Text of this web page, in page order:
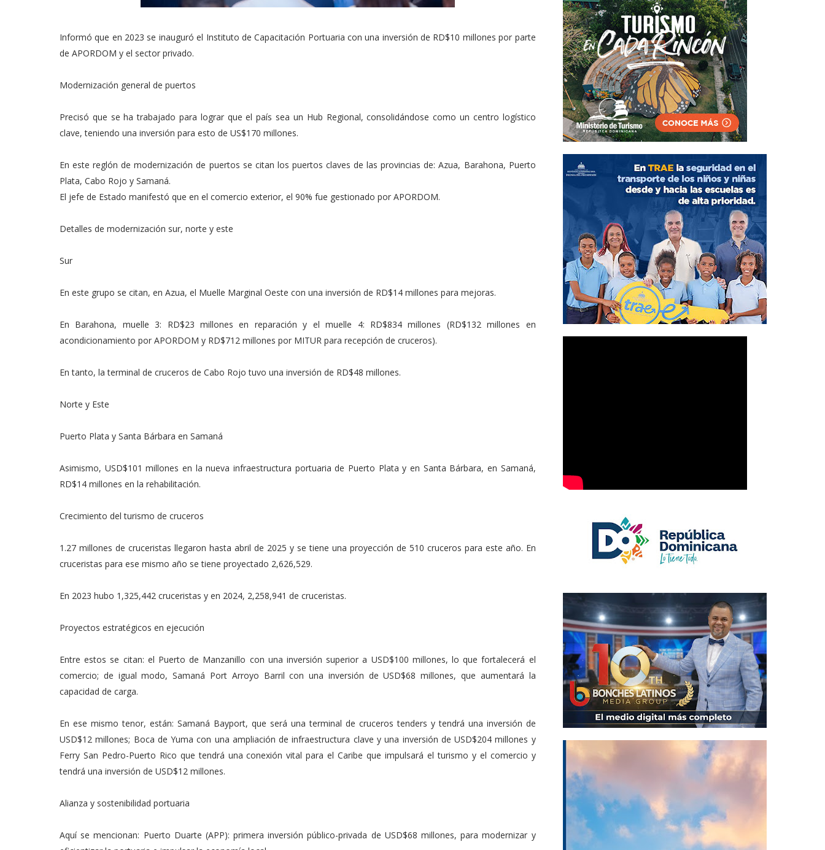
Informó que en 2023 se inauguró el Instituto de Capacitación Portuaria con una inversión de RD$10 millones por parte
de APORDOM y el sector privado.
Modernización general de puertos
Precisó que se ha trabajado para lograr que el país sea un Hub Regional, consolidándose como un centro logístico
clave, teniendo una inversión para esto de US$170 millones.
En este reglón de modernización de puertos se citan los puertos claves de las provincias de: Azua, Barahona, Puerto
Plata, Cabo Rojo y Samaná.
El jefe de Estado manifestó que en el comercio exterior, el 90% fue gestionado por APORDOM.
Detalles de modernización sur, norte y este
Sur
En este grupo se citan, en Azua, el Muelle Marginal Oeste con una inversión de RD$14 millones para mejoras.
En Barahona, muelle 3: RD$23 millones en reparación y el muelle 4: RD$834 millones (RD$132 millones en
acondicionamiento por APORDOM y RD$712 millones por MITUR para recepción de cruceros).
En tanto, la terminal de cruceros de Cabo Rojo tuvo una inversión de RD$48 millones.
Norte y Este
Puerto Plata y Santa Bárbara en Samaná
Asimismo, USD$101 millones en la nueva infraestructura portuaria de Puerto Plata y en Santa Bárbara, en Samaná,
RD$14 millones en la rehabilitación.
Crecimiento del turismo de cruceros
1.27 millones de cruceristas llegaron hasta abril de 2025 y se tiene una proyección de 510 cruceros para este año. En
cruceristas para ese mismo año se tiene proyectado 2,626,529.
En 2023 hubo 1,325,442 cruceristas y en 2024, 2,258,941 de cruceristas.
Proyectos estratégicos en ejecución
Entre estos se citan: el Puerto de Manzanillo con una inversión superior a USD$100 millones, lo que fortalecerá el
comercio; de igual modo, Samaná Port Arroyo Barril con una inversión de USD$68 millones, que aumentará la
capacidad de carga.
En ese mismo tenor, están: Samaná Bayport, que será una terminal de cruceros tenders y tendrá una inversión de
USD$12 millones; Boca de Yuma con una ampliación de infraestructura clave y una inversión de USD$204 millones y
Ferry San Pedro-Puerto Rico que tendrá una conexión vital para el Caribe que impulsará el turismo y el comercio y
tendrá una inversión de USD$12 millones.
Alianza y sostenibilidad portuaria
Aquí se mencionan: Puerto Duarte (APP): primera inversión público-privada de USD$68 millones, para modernizar y